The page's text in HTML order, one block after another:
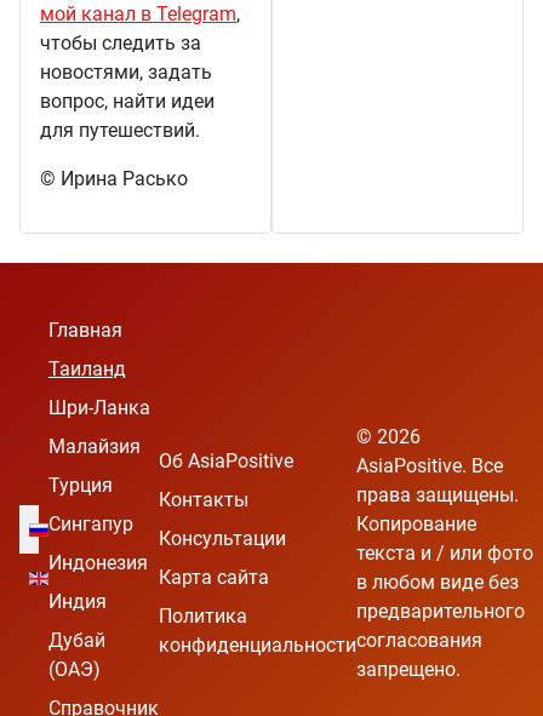
мой канал в Telegram,
чтобы следить за
новостями, задать
вопрос, найти идеи
для путешествий.
© Ирина Расько
Выберите язык
Главная
Таиланд
Шри-Ланка
Малайзия
Турция
Сингапур
Индонезия
Индия
Дубай
(ОАЭ)
Справочник
Об AsiaPositive
Контакты
Консультации
Карта сайта
Политика
конфиденциальности
© 2026
AsiaPositive. Все
права защищены.
Копирование
текста и / или фото
в любом виде без
предварительного
согласования
запрещено.